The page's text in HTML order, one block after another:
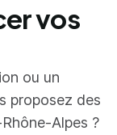
vos
ou un
proposez des
Alpes ?